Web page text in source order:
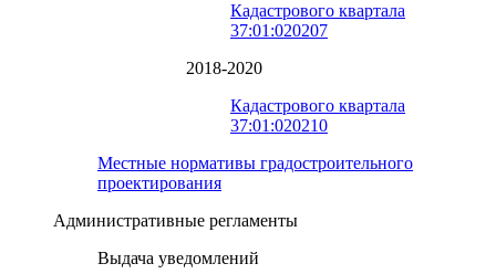
Кадастрового квартала
37:01:020207
2018-2020
Кадастрового квартала
37:01:020210
Местные нормативы градостроительного
проектирования
Административные регламенты
Выдача уведомлений